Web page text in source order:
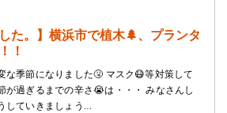
た。】横浜市で植木🌲、プランタ
！
な季節になりました🤧 マスク😷等対策して
が過ぎるまでの辛さ😭は・・・ みなさんし
していきましょう…